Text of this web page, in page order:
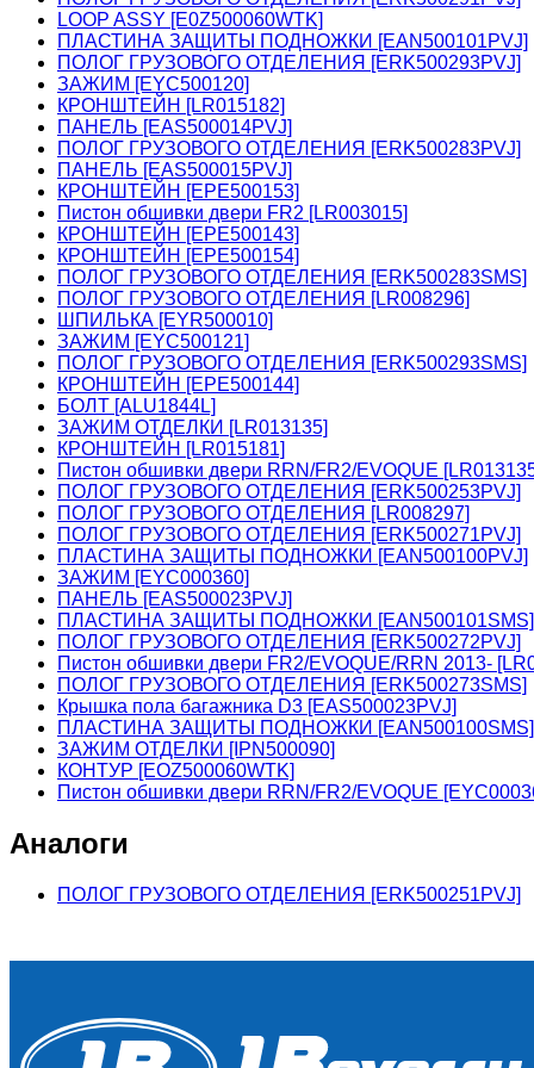
LOOP ASSY [E0Z500060WTK]
ПЛАСТИНА ЗАЩИТЫ ПОДНОЖКИ [EAN500101PVJ]
ПОЛОГ ГРУЗОВОГО ОТДЕЛЕНИЯ [ERK500293PVJ]
ЗАЖИМ [EYC500120]
КРОНШТЕЙН [LR015182]
ПАНЕЛЬ [EAS500014PVJ]
ПОЛОГ ГРУЗОВОГО ОТДЕЛЕНИЯ [ERK500283PVJ]
ПАНЕЛЬ [EAS500015PVJ]
КРОНШТЕЙН [EPE500153]
Пистон обшивки двери FR2 [LR003015]
КРОНШТЕЙН [EPE500143]
КРОНШТЕЙН [EPE500154]
ПОЛОГ ГРУЗОВОГО ОТДЕЛЕНИЯ [ERK500283SMS]
ПОЛОГ ГРУЗОВОГО ОТДЕЛЕНИЯ [LR008296]
ШПИЛЬКА [EYR500010]
ЗАЖИМ [EYC500121]
ПОЛОГ ГРУЗОВОГО ОТДЕЛЕНИЯ [ERK500293SMS]
КРОНШТЕЙН [EPE500144]
БОЛТ [ALU1844L]
ЗАЖИМ ОТДЕЛКИ [LR013135]
КРОНШТЕЙН [LR015181]
Пистон обшивки двери RRN/FR2/EVOQUE
ПОЛОГ ГРУЗОВОГО ОТДЕЛЕНИЯ [ERK500253PVJ]
ПОЛОГ ГРУЗОВОГО ОТДЕЛЕНИЯ [LR008297]
ПОЛОГ ГРУЗОВОГО ОТДЕЛЕНИЯ [ERK500271PVJ]
ПЛАСТИНА ЗАЩИТЫ ПОДНОЖКИ [EAN500100PVJ]
ЗАЖИМ [EYC000360]
ПАНЕЛЬ [EAS500023PVJ]
ПЛАСТИНА ЗАЩИТЫ ПОДНОЖКИ [EAN500101SMS]
ПОЛОГ ГРУЗОВОГО ОТДЕЛЕНИЯ [ERK500272PVJ]
Пистон обшивки двери FR2/EVOQUE/RRN 2013-
ПОЛОГ ГРУЗОВОГО ОТДЕЛЕНИЯ [ERK500273SMS]
Крышка пола багажника D3 [EAS500023PVJ]
ПЛАСТИНА ЗАЩИТЫ ПОДНОЖКИ [EAN500100SMS]
ЗАЖИМ ОТДЕЛКИ [IPN500090]
КОНТУР [EOZ500060WTK]
Пистон обшивки двери RRN/FR2/EVOQUE
Аналоги
ПОЛОГ ГРУЗОВОГО ОТДЕЛЕНИЯ [ERK500251PVJ]